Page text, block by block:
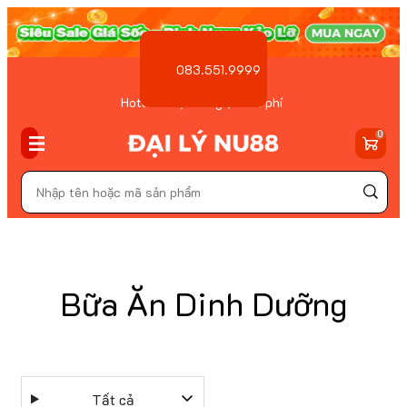
Hotline Đặt hàng ( Miễn phí
083.551.9999
0
Tất cả
Bữa Ăn Dinh Dưỡng